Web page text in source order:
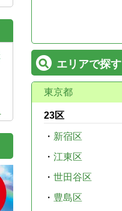
エリアで探す
東京都
23区
・ 新宿区
・ 江東区
・ 世田谷区
・ 豊島区